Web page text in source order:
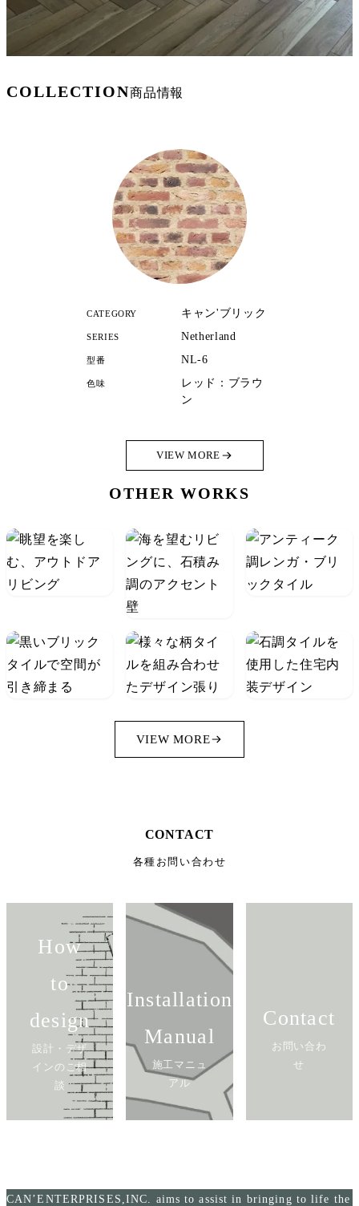
COLLECTION商品情報
CATEGORY キャン'ブリック
SERIES Netherland
型番 NL-6
色味
レッド：ブラウ
ン
VIEW MORE
OTHER WORKS
VIEW MORE
CONTACT
各種お問い合わせ
How
to
design
設計・デザ
インのご相
談
Installation
Manual
施工マニュ
アル
Contact
お問い合わ
せ
CAN’ENTERPRISES,INC. aims to assist in bringing to life the